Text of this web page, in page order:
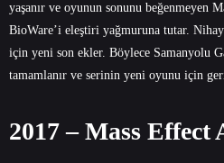
yaşanır ve oyunun sonunu beğenmeyen
BioWare’i eleştiri yağmuruna tutar.
için yeni son ekler. Böylece Samanyolu
tamamlanır ve serinin yeni oyunu için
2017 – Mass Effect